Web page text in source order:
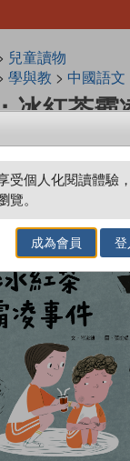
兒童讀物
學與教 > 中國語文
冰紅茶霸
受個人化閱讀體驗
覽。
成為會員 登